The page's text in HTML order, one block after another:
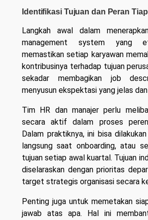
Identifikasi Tujuan dan Peran
Langkah awal dalam
management system yang
memastikan setiap karyawan
kontribusinya terhadap tujuan
sekadar membagikan job
menyusun ekspektasi yang jelas
Tim HR dan manajer perlu
secara aktif dalam proses
Dalam praktiknya, ini bisa
langsung saat onboarding, atau
tujuan setiap awal kuartal. Tujuan
diselaraskan dengan prioritas
target strategis organisasi secara
Penting juga untuk memetakan
jawab atas apa. Hal ini